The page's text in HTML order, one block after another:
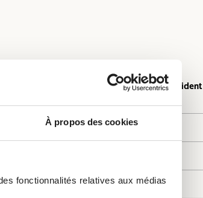
À propos des cookies
fonctionnalités relatives aux médias
Premiers secours en cas d’accident
95 €
80 €